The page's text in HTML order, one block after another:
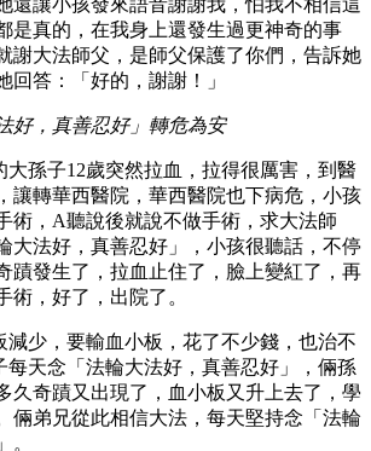
是真的，在我身上還發生過更神奇的事
謝大法師父，是師父保護了你們，告訴她
回答：「好的，謝謝！」
好，真善忍好」轉危為安
大孫子12歲突然拉血，拉得很厲害，到醫
讓轉華西醫院，華西醫院也下病危，小孩
術，A聽說後就說不做手術，求大法師
大法好，真善忍好」，小孩很聽話，不停
蹟發生了，拉血止住了，臉上變紅了，再
術，好了，出院了。
減少，要輸血小板，花了不少錢，也治不
天念「法輪大法好，真善忍好」，倆孫
久奇蹟又出現了，血小板又升上去了，學
倆弟兄從此相信大法，每天堅持念「法輪
。